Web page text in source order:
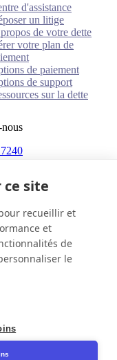
d'assistance
un litige
de votre dette
votre plan de
de paiement
de support
sur la dette
ON, M5C 1C4
Contactez-nous
Ltd
ce site
recueillir et
et
de
le